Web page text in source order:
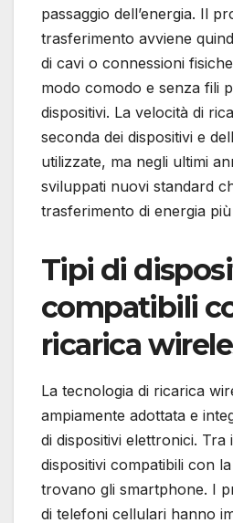
passaggio dell’energia. Il
trasferimento avviene
di cavi o connessioni
modo comodo e senza fili
dispositivi. La velocità di
seconda dei dispositivi e
utilizzate, ma negli ultimi
sviluppati nuovi standard
trasferimento di energia
Tipi di
compatibili
ricarica
La tecnologia di ricarica
ampiamente adottata e
di dispositivi elettronici. Tra
dispositivi compatibili con
trovano gli smartphone. I
di telefoni cellulari hanno